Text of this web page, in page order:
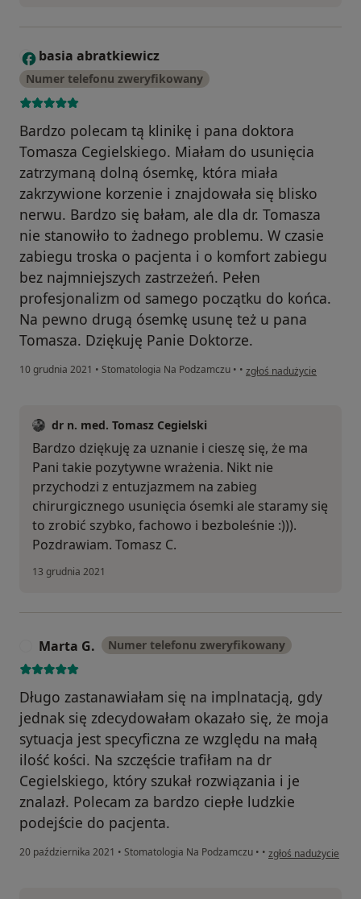
B basia abratkiewicz
Numer telefonu zweryfikowany
Bardzo polecam tą klinikę i pana doktora
Tomasza Cegielskiego. Miałam do usunięcia
zatrzymaną dolną ósemkę, która miała
zakrzywione korzenie i znajdowała się blisko
nerwu. Bardzo się bałam, ale dla dr. Tomasza
nie stanowiło to żadnego problemu. W czasie
zabiegu troska o pacjenta i o komfort zabiegu
bez najmniejszych zastrzeżeń. Pełen
profesjonalizm od samego początku do końca.
Na pewno drugą ósemkę usunę też u pana
Tomasza. Dziękuję Panie Doktorze.
10 grudnia 2021 • Stomatologia Na Podzamczu • • w opinii użytkownika
zgłoś nadużycie
dr n. med. Tomasz Cegielski
Bardzo dziękuję za uznanie i cieszę się, że ma
Pani takie pozytywne wrażenia. Nikt nie
przychodzi z entuzjazmem na zabieg
chirurgicznego usunięcia ósemki ale staramy się
to zrobić szybko, fachowo i bezboleśnie :))).
Pozdrawiam. Tomasz C.
13 grudnia 2021
Marta G. Numer telefonu zweryfikowany
Długo zastanawiałam się na implnatacją, gdy
jednak się zdecydowałam okazało się, że moja
sytuacja jest specyficzna ze względu na małą
ilość kości. Na szczęście trafiłam na dr
Cegielskiego, który szukał rozwiązania i je
znalazł. Polecam za bardzo ciepłe ludzkie
podejście do pacjenta.
20 października 2021 • Stomatologia Na Podzamczu • • w opinii
zgłoś nadużycie